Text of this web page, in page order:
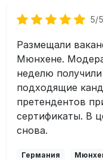
5/5
Размещали
Мюнхене.
неделю
подходящие
претендентов
сертификаты. В
снова.
Германия